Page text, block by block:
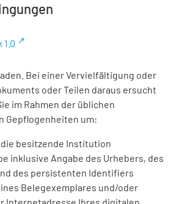
1.0
Bei einer Vervielfältigung oder
oder Teilen daraus ersucht
im Rahmen der üblichen
Gepflogenheiten um:
besitzende Institution
inklusive Angabe des Urhebers, des
des persistenten Identifiers
Belegexemplares und/oder